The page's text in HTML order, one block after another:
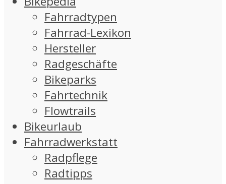
Fahrradtypen
Fahrrad-Lexikon
Hersteller
Radgeschäfte
Bikeparks
Fahrtechnik
Flowtrails
Bikeurlaub
Fahrradwerkstatt
Radpflege
Radtipps